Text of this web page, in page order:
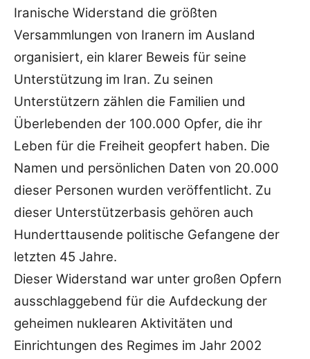
Iranische Widerstand die größten
Versammlungen von Iranern im Ausland
organisiert, ein klarer Beweis für seine
Unterstützung im Iran. Zu seinen
Unterstützern zählen die Familien und
Überlebenden der 100.000 Opfer, die ihr
Leben für die Freiheit geopfert haben. Die
Namen und persönlichen Daten von 20.000
dieser Personen wurden veröffentlicht. Zu
dieser Unterstützerbasis gehören auch
Hunderttausende politische Gefangene der
letzten 45 Jahre.
Dieser Widerstand war unter großen Opfern
ausschlaggebend für die Aufdeckung der
geheimen nuklearen Aktivitäten und
Einrichtungen des Regimes im Jahr 2002